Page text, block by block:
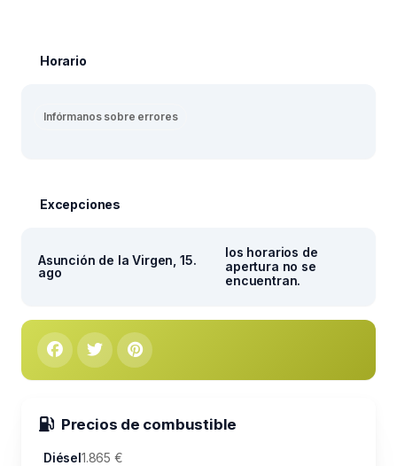
Horario
Infórmanos sobre errores
Excepciones
Asunción de la Virgen, 15.
ago
los horarios de
apertura no se
encuentran.
Precios de combustible
Diésel1.865 €